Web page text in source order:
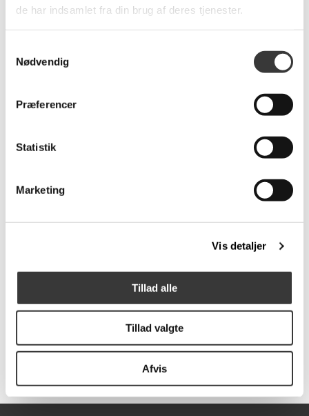
de har indsamlet fra din brug af deres tjenester.
Nødvendig
Præferencer
Statistik
Marketing
Vis detaljer
Tillad alle
Tillad valgte
Afvis
luvtæppe, Ø160cm
Flere
Varianter
50x80cm